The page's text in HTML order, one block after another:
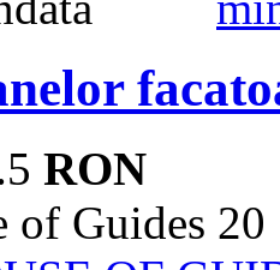
RON
of Guides 20